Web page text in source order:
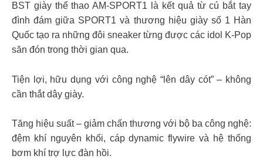
BST giày thể thao AM-SPORT1 là kết quả từ cú bắt tay
đình đám giữa SPORT1 và thương hiệu giày số 1 Hàn
Quốc tạo ra những đôi sneaker từng được các idol K-Pop
săn đón trong thời gian qua.
Tiện lợi, hữu dụng với công nghệ “lên dây cót” – không
cần thắt dây giày.
Tăng hiệu suất – giảm chấn thương với bộ ba công nghệ:
đệm khí nguyên khối, cáp dynamic flywire và hệ thống
bơm khí trợ lực đàn hồi.